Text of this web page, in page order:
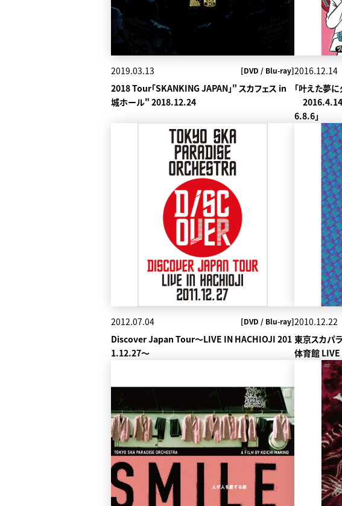
2019.03.13 [DVD / Blu-ray]
2018 Tour「SKANKING JAPAN」" スカフェス in
城ホール" 2018.12.24
2016.12.14
「叶えた夢
2016.4.14
6.8.6」
2012.07.04 [DVD / Blu-ray]
Discover Japan Tour～LIVE IN HACHIOJI 201
1.12.27～
2010.12.22
東京スカパ
体育館 LIVE